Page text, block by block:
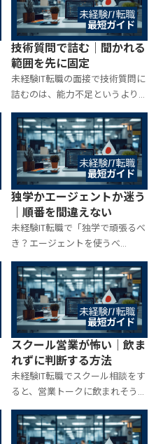
イントを分解し、未経験でも通
りやすい準備（作品の型・見せ
方・学習の順番）を最短で整理
します。
技術質問で詰む｜聞かれる
範囲を先に固定
未経験IT転職の面接で技術質問に
詰むのは、能力不足というより
「守備範囲が決まっていない」
ことが原因です。職種別に“聞か
れやすい範囲”を固定し、答え方
の型（分かる/分からないの処
理）まで用意すれば、面接は崩
れません。
独学かエージェントか迷う
｜順番を間違えない
未経験IT転職で「独学で頑張るべ
き？エージェントを使うべ
き？」は迷いがちですが、正解
は“どっちか”ではなく“順番”で
す。独学で整えるべき最低限、エ
ージェントで加速するポイン
ト、失敗しない使い方を整理し
ます。
スクール営業が怖い｜飲ま
れずに判断する方法
未経験IT転職でスクール相談をす
ると、営業トークに飲まれそうで
怖い人は多いです。怖さの正体は
「判断軸がないこと」。事前に
質問と基準を固定し、当日の断